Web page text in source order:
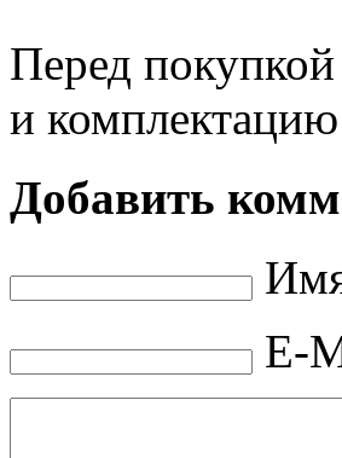
Перед покупкой
и
Добавить
E-